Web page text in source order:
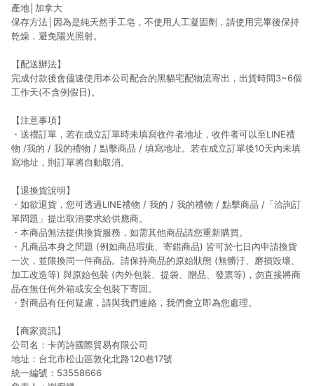
產地│加拿大
保存方法│因為是純天然手工皂，不使用人工凝固劑，請使用完畢後保持
乾燥，避免陽光照射。
【配送辦法】
完成付款後會儘速使用本公司配合的黑貓宅配物流寄出，出貨時間3~6個
工作天(不含例假日)。
【注意事項】
・送禮訂單，若在成立訂單時未填寫收件者地址，收件者可以至LINE禮
物 /我的 / 我的禮物 / 點擊商品 / 填寫地址。若在成立訂單後10天內未填
寫地址，則訂單將自動取消。
【退換貨說明】
・如欲退貨，您可透過LINE禮物 / 我的 / 我的禮物 / 點擊商品 /「洽詢訂
單問題」提出取消要求給供應商。
・本商品無法提供換貨服務，如需其他商品請您重新購買。
・凡商品本身之問題 (例如商品瑕疵、寄錯商品) 皆可於七日內申請換貨
一次，並限換同一件商品。請保持商品的原始狀態 (無髒汙、磨損毀壞、
加工改造等) 與原始包裝 (內外包裝、提袋、贈品、發票等)，勿直接將商
品在無任何外箱或安全包裝下寄回。
・對商品有任何疑慮，請與我們連絡，我們會立即為您處理。
【商家資訊】
公司名：卡芮詩國際貿易有限公司
地址：台北市松山區敦化北路120巷17號
統一編號：53558666